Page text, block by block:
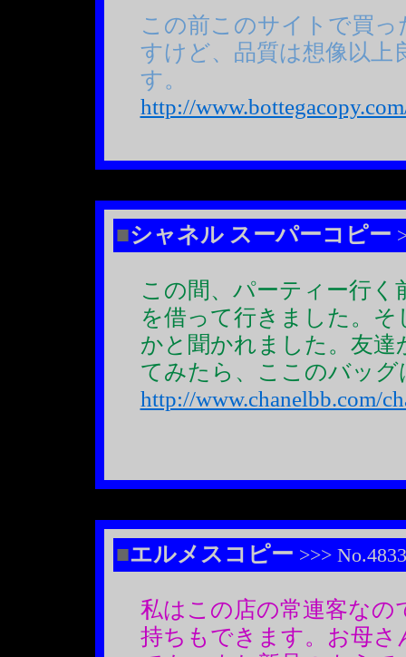
この前このサイトで買
すけど、品質は想像以上
す。
http://
■シャネル スーパーコピー
この間、パーティー行
を借って行きました。
かと聞かれました。友
てみたら、ここのバッ
http://www.chanelbb.com/
■エルメスコピー >>> No.4833
私はこの店の常連客なの
持ちもできます。お母